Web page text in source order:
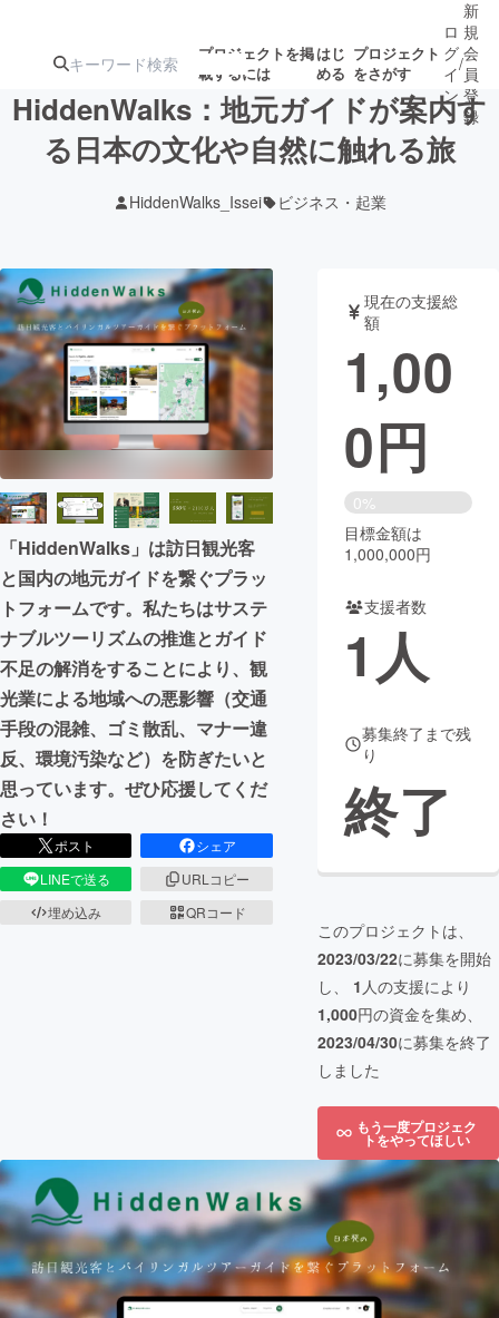
プロジェクトを掲
載するには
はじ
める
プロジェクト
をさがす
ターン
ジェクト
募集終了が近いプ
ロジェクト
アート・写真 音楽
テクノロジー・ガジェット ゲーム・サ
映像・映画 書籍・雑誌
ビジネス・起業 チャレンジ
まちづくり・地域活性化
CAMPFIRE for Social Good
CAMPFIRE Creation
CAMPFIREふるさと納税machi-ya コミュニティ
ロ
グ
イ
ン
/
新
規
会
員
登
録
HiddenWalks：地元ガイドが案内す
る日本の文化や自然に触れる旅
HiddenWalks_Issei ビジネス・起業
「HiddenWalks」は訪日観光客
と国内の地元ガイドを繋ぐプラッ
トフォームです。私たちはサステ
ナブルツーリズムの推進とガイド
不足の解消をすることにより、観
光業による地域への悪影響（交通
手段の混雑、ゴミ散乱、マナー違
反、環境汚染など）を防ぎたいと
思っています。ぜひ応援してくだ
さい！
ポスト
シェア
LINEで送る
URLコピー
埋め込み
QRコード
現在の支援総
額
1,00
0円
0%
目標金額は
1,000,000円
支援者数
1人
募集終了まで残
り
終了
このプロジェクトは、
2023/03/22に募集を開始
し、 1 人の支援により
1,000円の資金を集め、
2023/04/30に募集を終了
しました
もう一度プロジェク
トをやってほしい